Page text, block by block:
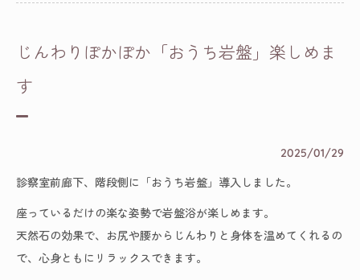
じんわりぽかぽか「おうち岩盤」楽しめま
す
2025/01/29
診察室前廊下、階段側に「おうち岩盤」導入しました。
座っているだけの楽な姿勢で岩盤浴が楽しめます。
天然石の効果で、お尻や腰からじんわりと身体を温めてくれるの
で、心身ともにリラックスできます。